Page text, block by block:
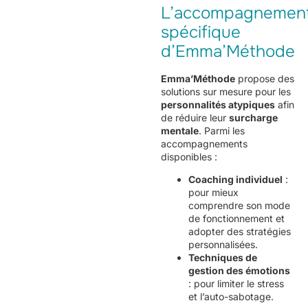
spécifique
d’Emma’Méthode
Emma’Méthode propose des
solutions sur mesure pour les
personnalités atypiques afin
de réduire leur surcharge
mentale. Parmi les
accompagnements
disponibles :
Coaching individuel :
pour mieux
comprendre son mode
de fonctionnement et
adopter des stratégies
personnalisées.
Techniques de
gestion des émotions
: pour limiter le stress
et l’auto-sabotage.